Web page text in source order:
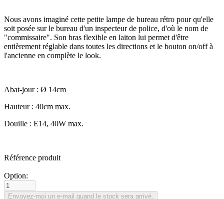
Nous avons imaginé cette petite lampe de bureau rétro pour qu'elle
soit posée sur le bureau d'un inspecteur de police, d'où le nom de
"commissaire". Son bras flexible en laiton lui permet d'être
entièrement réglable dans toutes les directions et le bouton on/off à
l'ancienne en complète le look.
Abat-jour : Ø 14cm
Hauteur : 40cm max.
Douille : E14, 40W max.
Référence produit
Option: